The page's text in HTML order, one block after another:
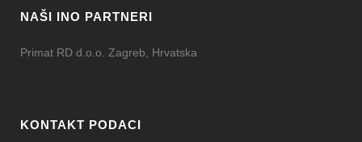
NAŠI INO PARTNERI
Primat RD d.o.o. Zagreb, Hrvatska
KONTAKT PODACI